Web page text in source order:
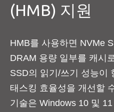
(HMB) 지원
HMB를 사용하면 NVMe
DRAM 용량 일부를 캐시
SSD의 읽기/쓰기 성능이
태스킹 효율성을 개선할
기술은 Windows 10 및